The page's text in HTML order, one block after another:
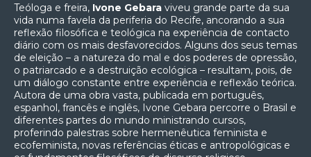
Teóloga e freira, Ivone Gebara viveu grande parte da sua
vida numa favela da periferia do Recife, ancorando a sua
reflexão filosófica e teológica na experiência de contacto
diário com os mais desfavorecidos. Alguns dos seus temas
de eleição – a natureza do mal e dos poderes de opressão,
o patriarcado e a destruição ecológica – resultam, pois, de
um diálogo constante entre experiência e reflexão teórica.
Autora de uma obra vasta, publicada em português,
espanhol, francês e inglês, Ivone Gebara percorre o Brasil e
diferentes partes do mundo ministrando cursos,
proferindo palestras sobre hermenêutica feminista e
ecofeminista, novas referências éticas e antropológicas e